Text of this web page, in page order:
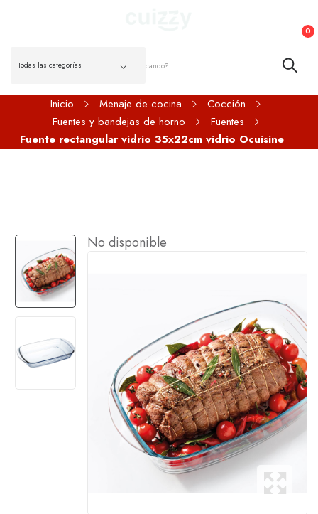
0
Inicio Menaje de cocina
Cocción
Fuentes y bandejas de horno
Fuentes
Fuente rectangular vidrio 35x22cm vidrio Ocuisine
No disponible